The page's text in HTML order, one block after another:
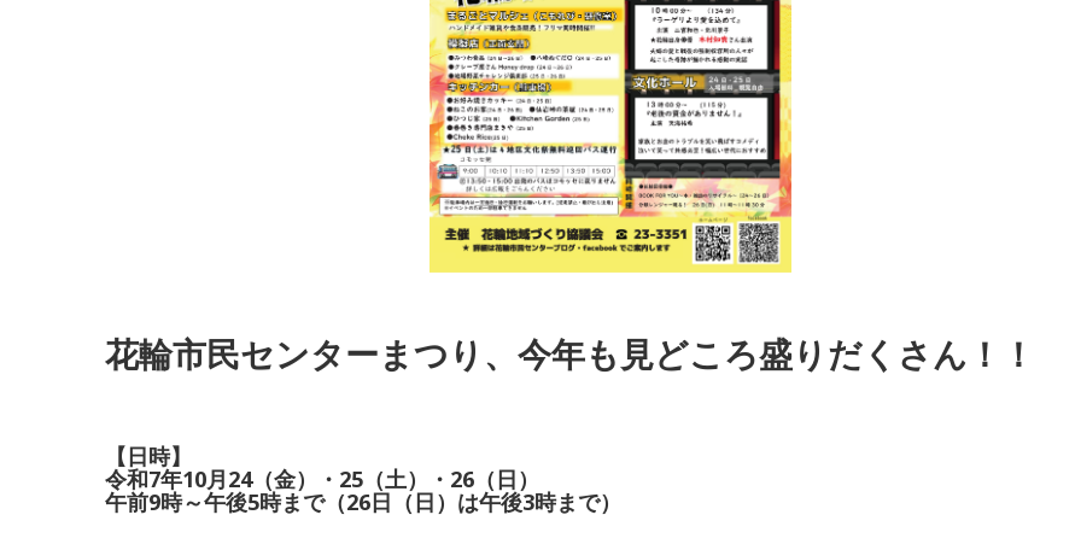
花輪市民センターまつり、今年も見どころ盛りだくさん！！
【日時】
令和7年10月24（金）・25（土）・26（日）
午前9時～午後5時まで（26日（日）は午後3時まで）